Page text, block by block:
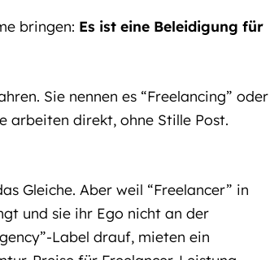
bringen: Es ist eine Beleidigung für
Sie nennen es “Freelancing” oder
arbeiten direkt, ohne Stille Post.
Gleiche. Aber weil “Freelancer” in
und sie ihr Ego nicht an der
Label drauf, mieten ein